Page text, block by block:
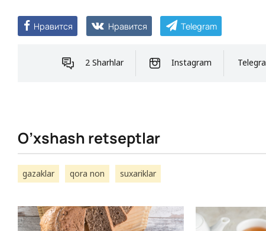
Нравится Нравится Telegram
2 Sharhlar Instagram
O’xshash retseptlar
gazaklar qora non suxariklar